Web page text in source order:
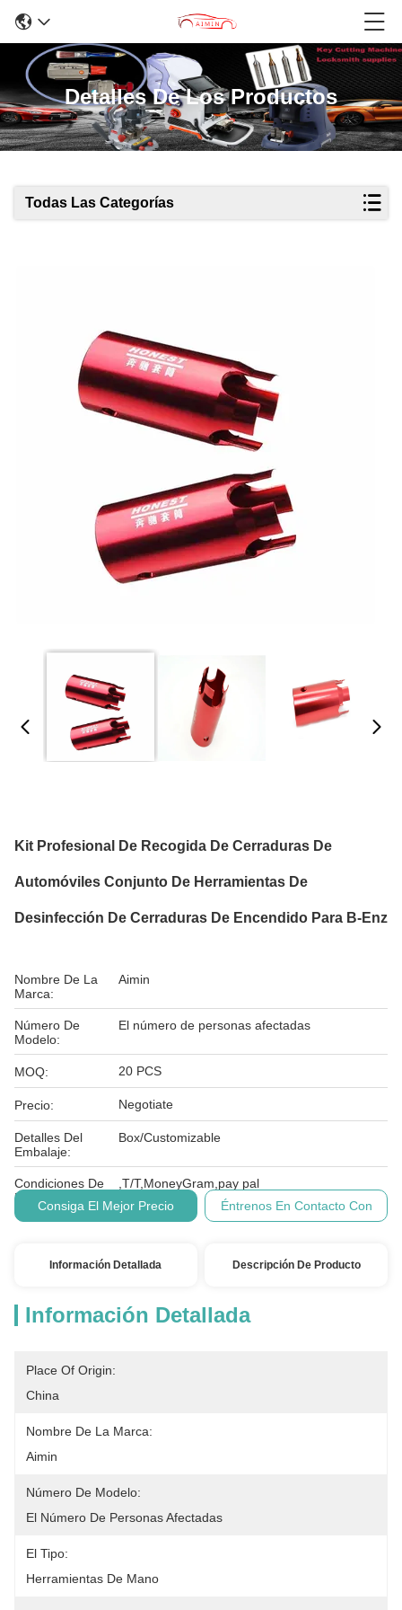
Detalles De Los Productos
Todas Las Categorías
Kit Profesional De Recogida De Cerraduras De
Automóviles Conjunto De Herramientas De
Desinfección De Cerraduras De Encendido Para B-Enz
Nombre De La
Marca:
Aimin
Número De
Modelo:
El número de personas afectadas
MOQ: 20 PCS
Precio: Negotiate
Detalles Del
Embalaje:
Box/Customizable
Condiciones De
Pago:
,T/T,MoneyGram,pay pal
Consiga El Mejor Precio
Éntrenos En Contacto Con
Información Detallada Descripción De Producto
Información Detallada
Place Of Origin:
China
Nombre De La Marca:
Aimin
Número De Modelo:
El Número De Personas Afectadas
El Tipo:
Herramientas De Mano